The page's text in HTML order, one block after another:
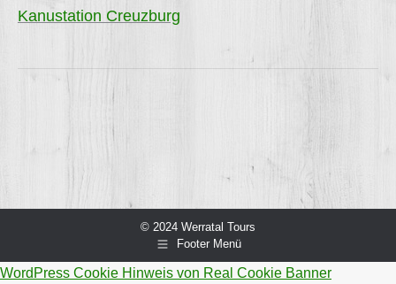
Kanustation Creuzburg
© 2024 Werratal Tours
Footer Menü
WordPress Cookie Hinweis von Real Cookie Banner